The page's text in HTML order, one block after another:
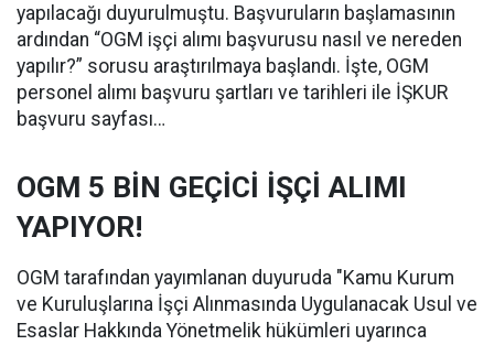
yapılacağı duyurulmuştu. Başvuruların başlamasının
ardından “OGM işçi alımı başvurusu nasıl ve nereden
yapılır?” sorusu araştırılmaya başlandı. İşte, OGM
personel alımı başvuru şartları ve tarihleri ile İŞKUR
başvuru sayfası…
OGM 5 BİN GEÇİCİ İŞÇİ ALIMI
YAPIYOR!
OGM tarafından yayımlanan duyuruda "Kamu Kurum
ve Kuruluşlarına İşçi Alınmasında Uygulanacak Usul ve
Esaslar Hakkında Yönetmelik hükümleri uyarınca